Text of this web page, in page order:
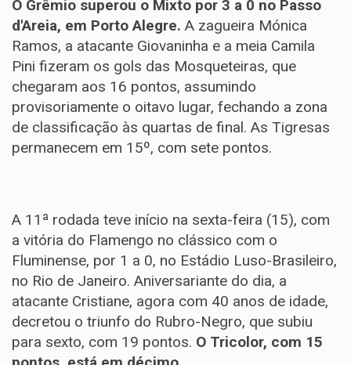
O Grêmio superou o Mixto por 3 a 0 no Passo
d'Areia, em Porto Alegre. A zagueira Mónica
Ramos, a atacante Giovaninha e a meia Camila
Pini fizeram os gols das Mosqueteiras, que
chegaram aos 16 pontos, assumindo
provisoriamente o oitavo lugar, fechando a zona
de classificação às quartas de final. As Tigresas
permanecem em 15º, com sete pontos.
A 11ª rodada teve início na sexta-feira (15), com
a vitória do Flamengo no clássico com o
Fluminense, por 1 a 0, no Estádio Luso-Brasileiro,
no Rio de Janeiro. Aniversariante do dia, a
atacante Cristiane, agora com 40 anos de idade,
decretou o triunfo do Rubro-Negro, que subiu
para sexto, com 19 pontos. O Tricolor, com 15